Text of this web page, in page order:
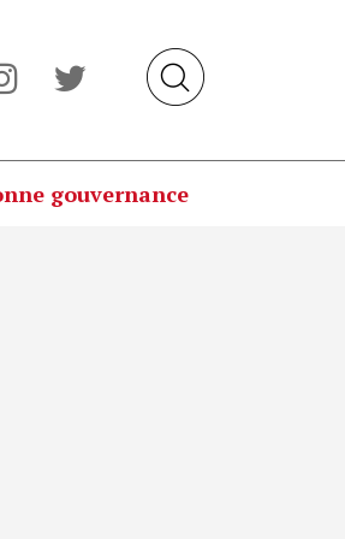
gouvernance